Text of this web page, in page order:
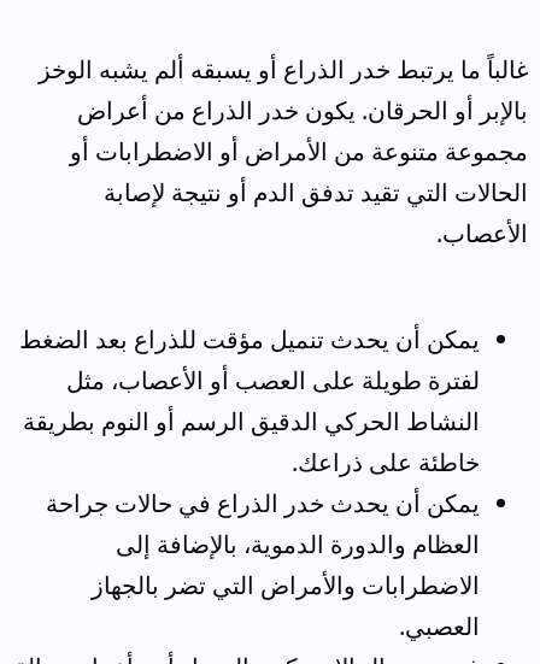
غالباً ما يرتبط خدر الذراع أو يسبقه ألم يشبه الوخز
بالإبر أو الحرقان. يكون خدر الذراع من أعراض
مجموعة متنوعة من الأمراض أو الاضطرابات أو
الحالات التي تقيد تدفق الدم أو نتيجة لإصابة
الأعصاب.
يمكن أن يحدث تنميل مؤقت للذراع بعد الضغط
لفترة طويلة على العصب أو الأعصاب، مثل
النشاط الحركي الدقيق الرسم أو النوم بطريقة
خاطئة على ذراعك.
يمكن أن يحدث خدر الذراع في حالات جراحة
العظام والدورة الدموية، بالإضافة إلى
الاضطرابات والأمراض التي تضر بالجهاز
العصبي.